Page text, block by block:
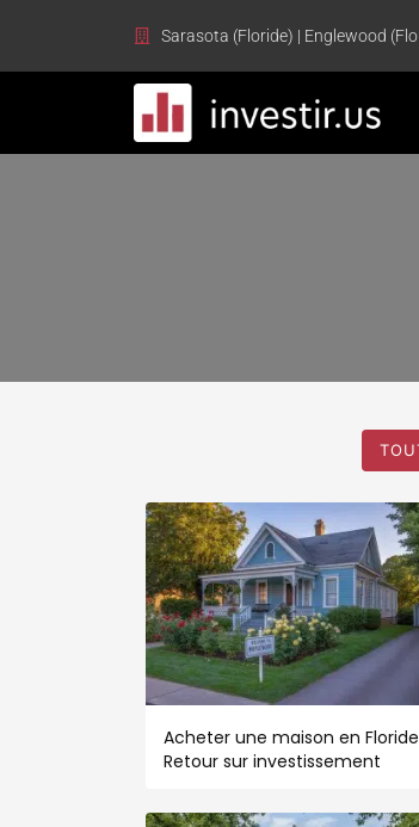
Sarasota (Floride) | Englewood
Acheter une maison en
Retour sur investissement